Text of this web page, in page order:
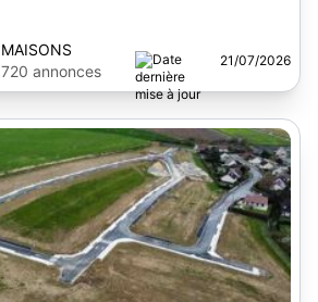
MAISONS
FRANCE
CONFORT
720 annonces
21/07/2026